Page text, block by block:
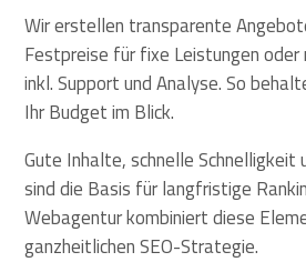
Wir erstellen transparente
Festpreise für fixe Leistungen
inkl. Support und Analyse. So
Ihr Budget im Blick.
Gute Inhalte, schnelle Schnelligkeit
sind die Basis für langfristige
Webagentur kombiniert diese
ganzheitlichen SEO-Strategie.